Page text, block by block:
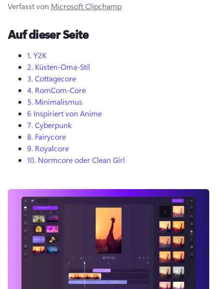
Anmelden
Kostenlos testen
Verfasst von Microsoft Clipchamp
Auf dieser Seite
1.Y2K
2. Küsten-Oma-Stil
3.Cottagecore
4. RomCom-Core
5. Minimalismus
6 Inspiriert von Anime
7.Cyberpunk
8. Fairycore
9. Royalcore
10. Normcore oder Clean Girl